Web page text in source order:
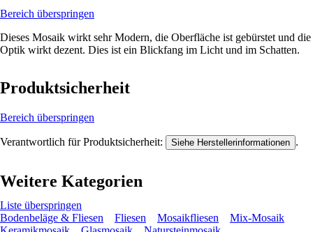
Bereich überspringen
Dieses Mosaik wirkt sehr Modern, die Oberfläche ist gebürstet und die
Optik wirkt dezent. Dies ist ein Blickfang im Licht und im Schatten.
Produktsicherheit
Bereich überspringen
Verantwortlich für Produktsicherheit: Siehe Herstellerinformationen .
Weitere Kategorien
Liste überspringen
Bodenbeläge & Fliesen
Fliesen Mosaikfliesen
Mix-Mosaik